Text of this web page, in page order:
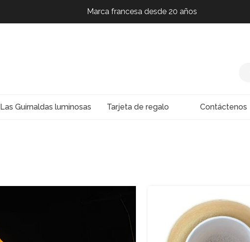
Marca francesa desde 20 años
Marca francesa desde 20 años
Las Guirnaldas luminosas Tarjeta de regalo Contáctenos